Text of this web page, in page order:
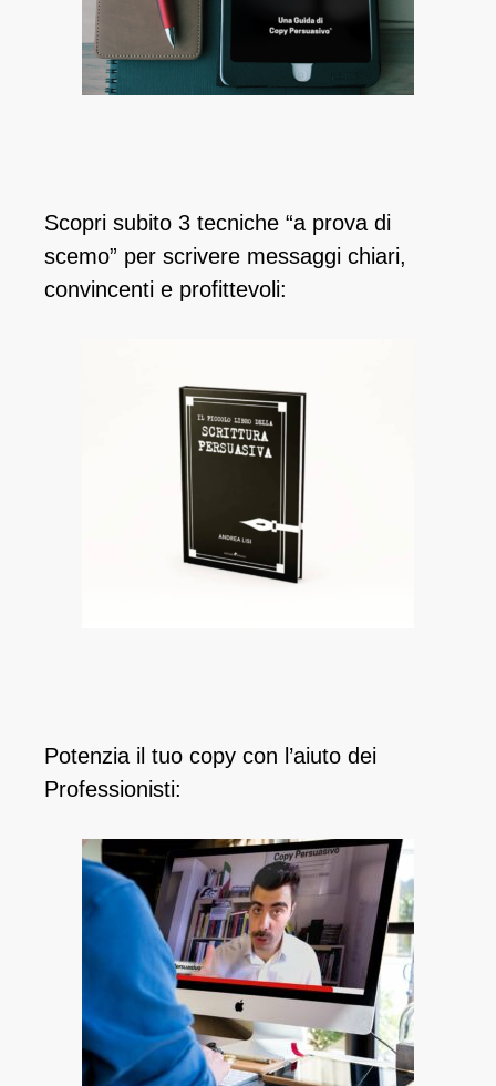
Scopri subito 3 tecniche “a prova di
scemo” per scrivere messaggi chiari,
convincenti e profittevoli:
Potenzia il tuo copy con l’aiuto dei
Professionisti: